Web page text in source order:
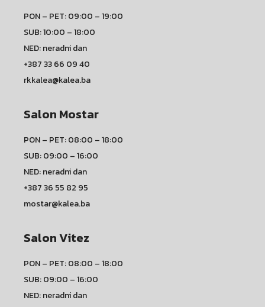
PON – PET: 09:00 – 19:00
SUB: 10:00 – 18:00
NED: neradni dan
+387 33 66 09 40
rkkalea@kalea.ba
Salon Mostar
PON – PET: 08:00 – 18:00
SUB: 09:00 – 16:00
NED: neradni dan
+387 36 55 82 95
mostar@kalea.ba
Salon Vitez
PON – PET: 08:00 – 18:00
SUB: 09:00 – 16:00
NED: neradni dan